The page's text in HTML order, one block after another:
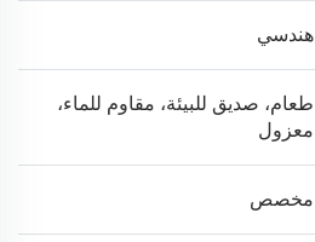
هندسي
طعام، صديق للبيئة، مقاوم للماء،
معزول
مخصص